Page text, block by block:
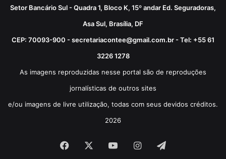
Setor Bancário Sul - Quadra 1, Bloco K, 15º andar Ed. Seguradoras,
Asa Sul, Brasília, DF
CEP: 70093-900 - secretariacontee@gmail.com.br - Tel: +55 61
3226 1278
As imagens reproduzidas nesse portal são de reproduções
jornalísticas de outros sites
e/ou imagens de livre utilização, todas com seus devidos créditos.
2026
Facebook YouTubeInstagram